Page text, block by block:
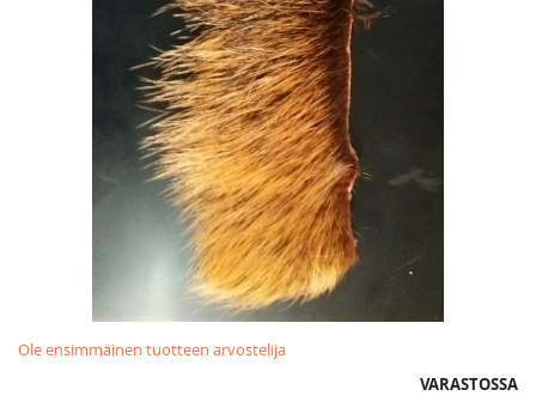
Ole ensimmäinen tuotteen arvostelija
VARASTOSSA
to